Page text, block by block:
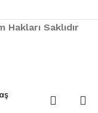
Saklıdır